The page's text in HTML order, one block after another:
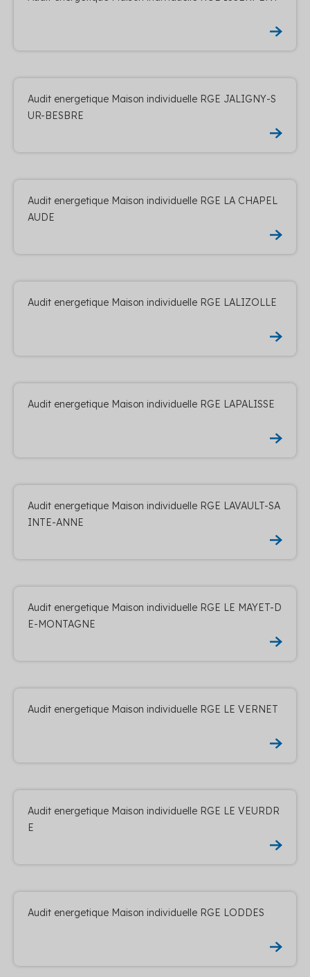
Audit energetique Maison individuelle RGE JALIGNY-S
UR-BESBRE
Audit energetique Maison individuelle RGE LA CHAPEL
AUDE
Audit energetique Maison individuelle RGE LALIZOLLE
Audit energetique Maison individuelle RGE LAPALISSE
Audit energetique Maison individuelle RGE LAVAULT-SA
INTE-ANNE
Audit energetique Maison individuelle RGE LE MAYET-D
E-MONTAGNE
Audit energetique Maison individuelle RGE LE VERNET
Audit energetique Maison individuelle RGE LE VEURDR
E
Audit energetique Maison individuelle RGE LODDES